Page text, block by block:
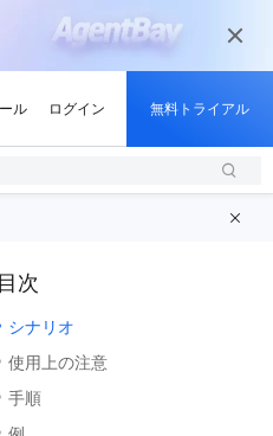
目次
シナリオ
使用上の注意
手順